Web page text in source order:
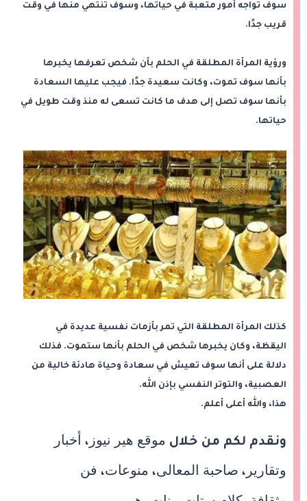
سوف تواجه أمور متعبة في حياتها، وسوف تنتهي منها في وقت
قريب جدًا.
ورؤية المرأة المطلقة في الحلم بأن شخص تعرفها يخبرها
بأنها سوف تموت، وكانت سعيدة جدًا. فيجب عليها السعادة
بأنها سوف تصل إلى هدف ما كانت تسعى له منذ وقت طويل في
حياتها.
كذلك المرأة المطلقة التي تمر بأزمات نفسية عديدة في
اليقظة، وكان يخبرها شخص في الحلم بأنها ستموت. فذلك
دلالة على أنها سوف تعيش في سعادة وحياة هادئة خالية من
العصبية، والتوتر النفسي بإذن الله.
هذا، والله أعلى أعلم.
ونقدم لكم من خلال موقع هير نيوز ،
أخبار
وتقارير ، صاحبة المعالى، منوعات، فن